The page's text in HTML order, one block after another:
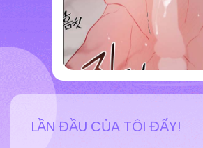
LẦN ĐẦU CỦA TÔI ĐẤY!